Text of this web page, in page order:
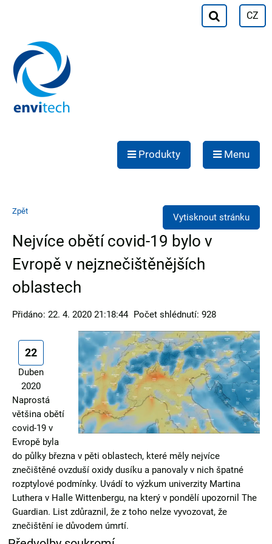
CZ
Produkty Menu
Zpět
Vytisknout stránku
Nejvíce obětí covid-19 bylo v
Evropě v nejznečištěnějších
oblastech
Přidáno: 22. 4. 2020 21:18:44 Počet shlédnutí: 928
22
Duben
2020
Naprostá
většina obětí
covid-19 v
Evropě byla
do půlky března v pěti oblastech, které měly nejvíce
znečištěné ovzduší oxidy dusíku a panovaly v nich špatné
rozptylové podmínky. Uvádí to výzkum univerzity Martina
Luthera v Halle Wittenbergu, na který v pondělí upozornil The
Guardian. List zdůraznil, že z toho nelze vyvozovat, že
znečištění je důvodem úmrtí.